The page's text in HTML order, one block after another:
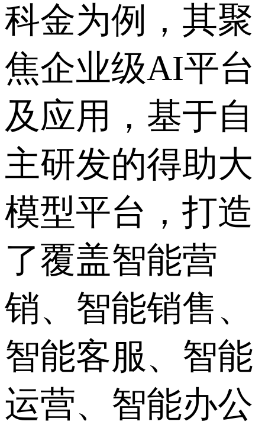
科金为例，其聚
焦企业级AI平台
及应用，基于自
主研发的得助大
模型平台，打造
了覆盖智能营
销、智能销售、
智能客服、智能
运营、智能办公